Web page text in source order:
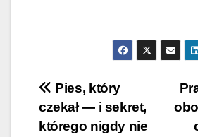
Post
navigation
Pies, który
czekał — i sekret,
którego nigdy nie